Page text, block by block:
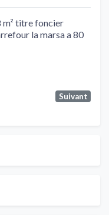
m² titre foncier
la marsa a 80
Suivant